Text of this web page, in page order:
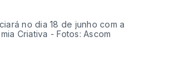
no dia 18 de junho com a
Criativa - Fotos: Ascom